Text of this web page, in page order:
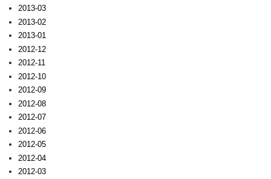
2013-03
2013-02
2013-01
2012-12
2012-11
2012-10
2012-09
2012-08
2012-07
2012-06
2012-05
2012-04
2012-03